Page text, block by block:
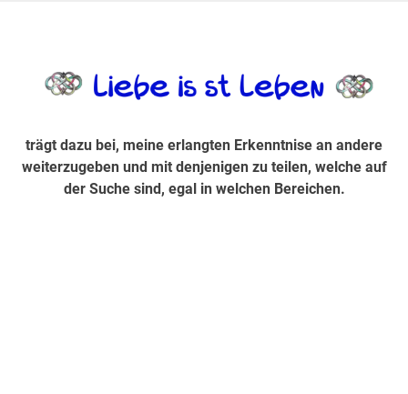
Suche sind, egal in welchen Bereichen.
trägt dazu bei, meine erlangten Erkenntnise an andere
weiterzugeben und mit denjenigen zu teilen, welche auf
der Suche sind, egal in welchen Bereichen.